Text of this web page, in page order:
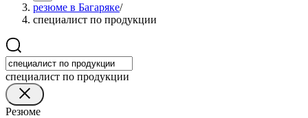
резюме в Багаряке/
специалист по продукции
специалист по продукции
Резюме